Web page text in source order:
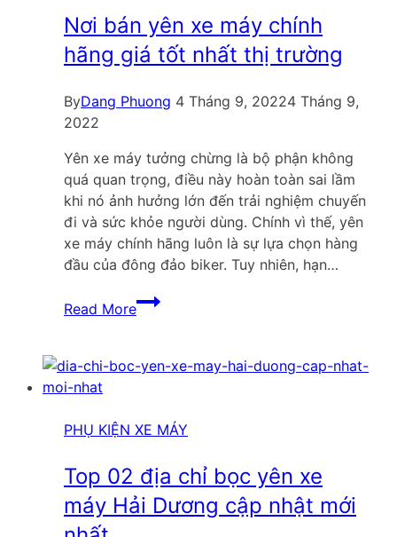
nhiêu?
Mẫu
da
yên
Nơi bán yên xe máy chính
hãng giá tốt nhất thị trường
ByDang Phuong 4 Tháng 9, 20224 Tháng 9,
2022
Yên xe máy tưởng chừng là bộ phận không
quá quan trọng, điều này hoàn toàn sai lầm
khi nó ảnh hưởng lớn đến trải nghiệm chuyến
đi và sức khỏe người dùng. Chính vì thế, yên
xe máy chính hãng luôn là sự lựa chọn hàng
đầu của đông đảo biker. Tuy nhiên, hạn…
Read More
Nơi
bán
xe
hãng
tốt
nhất
thị
PHỤ KIỆN XE MÁY
Top 02 địa chỉ bọc yên xe
máy Hải Dương cập nhật mới